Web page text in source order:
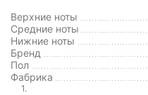
Верхние ноты
Средние ноты
Нижние ноты
Бренд
Пол
Фабрика
1.